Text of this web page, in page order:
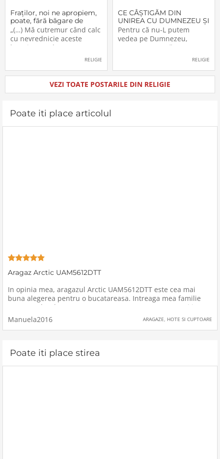
Fraţilor, noi ne apropiem,
poate, fără băgare de
seamă de aceşti «munţi»
„(…) Mă cutremur când calc
cu nevrednicie aceste
locuri pe unde au trecut
înaintaşii noştri. Şi cred că
postura aceasta. M-am
gândit, de multe ori, chiar
când mergeam pe
Beiuşului, prima
RELIGIE
CE CÂŞTIGĂM DIN
UNIREA CU DUMNEZEU ŞI
CU FRAŢII (V)
Pentru că nu-L putem
vedea pe Dumnezeu,
aceasta nu ne răpeşte
libertatea şi dreptul de a-L
înzestrat pe om, creatura
Sa, cu cinci simţuri. Ceea ce
nu vedem simţim, sau
RELIGIE
VEZI TOATE POSTARILE DIN RELIGIE
Poate iti place articolul
Aragaz Arctic UAM5612DTT
In opinia mea, aragazul Arctic UAM5612DTT este cea mai
buna alegerea pentru o bucatareasa. Intreaga mea familie
este mandra de acest aragaz cumparat cu 2 saptamani in
urma.Inainte de acest nou aragaz, aveam altul foarte vechi,
ruginit, pe care-l
Manuela2016 ARAGAZE, HOTE SI CUPTOARE
Poate iti place stirea